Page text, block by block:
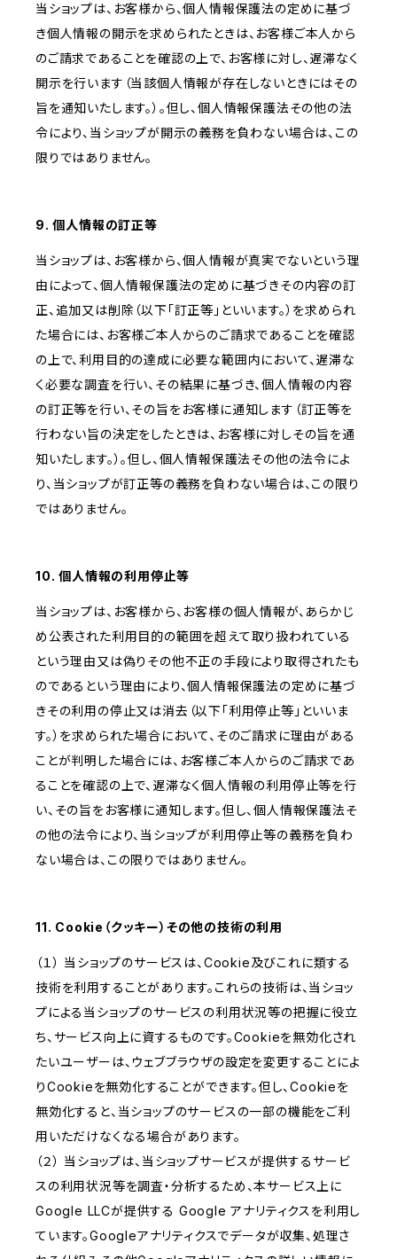
当ショップは、お客様から、個人情報保護法の定めに基づ
き個人情報の開示を求められたときは、お客様ご本人から
のご請求であることを確認の上で、お客様に対し、遅滞なく
開示を行います（当該個人情報が存在しないときにはその
旨を通知いたします。）。但し、個人情報保護法その他の法
令により、当ショップが開示の義務を負わない場合は、この
限りではありません。
9. 個人情報の訂正等
当ショップは、お客様から、個人情報が真実でないという理
由によって、個人情報保護法の定めに基づきその内容の訂
正、追加又は削除（以下「訂正等」といいます。）を求められ
た場合には、お客様ご本人からのご請求であることを確認
の上で、利用目的の達成に必要な範囲内において、遅滞な
く必要な調査を行い、その結果に基づき、個人情報の内容
の訂正等を行い、その旨をお客様に通知します（訂正等を
行わない旨の決定をしたときは、お客様に対しその旨を通
知いたします。）。但し、個人情報保護法その他の法令によ
り、当ショップが訂正等の義務を負わない場合は、この限り
ではありません。
10. 個人情報の利用停止等
当ショップは、お客様から、お客様の個人情報が、あらかじ
め公表された利用目的の範囲を超えて取り扱われている
という理由又は偽りその他不正の手段により取得されたも
のであるという理由により、個人情報保護法の定めに基づ
きその利用の停止又は消去（以下「利用停止等」といいま
す。）を求められた場合において、そのご請求に理由がある
ことが判明した場合には、お客様ご本人からのご請求であ
ることを確認の上で、遅滞なく個人情報の利用停止等を行
い、その旨をお客様に通知します。但し、個人情報保護法そ
の他の法令により、当ショップが利用停止等の義務を負わ
ない場合は、この限りではありません。
11. Cookie（クッキー）その他の技術の利用
（１） 当ショップのサービスは、Cookie及びこれに類する
技術を利用することがあります。これらの技術は、当ショッ
プによる当ショップのサービスの利用状況等の把握に役立
ち、サービス向上に資するものです。Cookieを無効化され
たいユーザーは、ウェブブラウザの設定を変更することによ
りCookieを無効化することができます。但し、Cookieを
無効化すると、当ショップのサービスの一部の機能をご利
用いただけなくなる場合があります。
（２） 当ショップは、当ショップサービスが提供するサービ
スの利用状況等を調査・分析するため、本サービス上に
Google LLCが提供する Google アナリティクスを利用し
ています。Googleアナリティクスでデータが収集、処理さ